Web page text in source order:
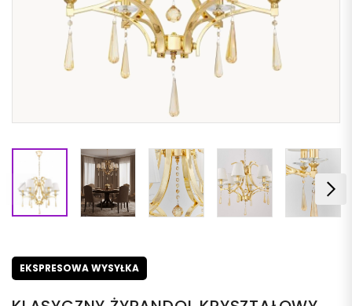
EKSPRESOWA WYSYŁKA